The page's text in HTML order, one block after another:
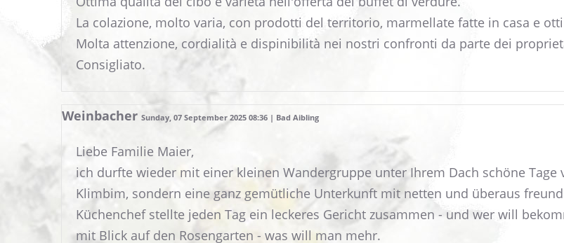
La colazione, molto varia, con prodotti del territorio, marmellate fatte in casa e
Molta attenzione, cordialità e dispinibilità nei nostri confronti da parte dei
Consigliato.
Weinbacher Sunday, 07 September 2025 08:36 | Bad Aibling
Liebe Familie Maier,
ich durfte wieder mit einer kleinen Wandergruppe unter Ihrem Dach schöne
Klimbim, sondern eine ganz gemütliche Unterkunft mit netten und überaus
Küchenchef stellte jeden Tag ein leckeres Gericht zusammen - und wer will
mit Blick auf den Rosengarten - was will man mehr.